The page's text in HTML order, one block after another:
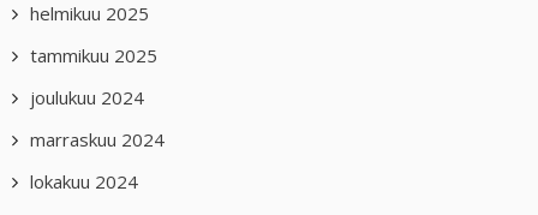
helmikuu 2025
tammikuu 2025
joulukuu 2024
marraskuu 2024
lokakuu 2024